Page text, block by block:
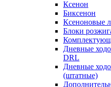
Ксенон
Биксенон
Ксеноновые
Блоки
Дневные
DRL
Дневные
(штатные)